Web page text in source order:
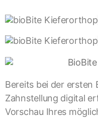
Bereits bei der ersten
Zahnstellung digital
Vorschau Ihres